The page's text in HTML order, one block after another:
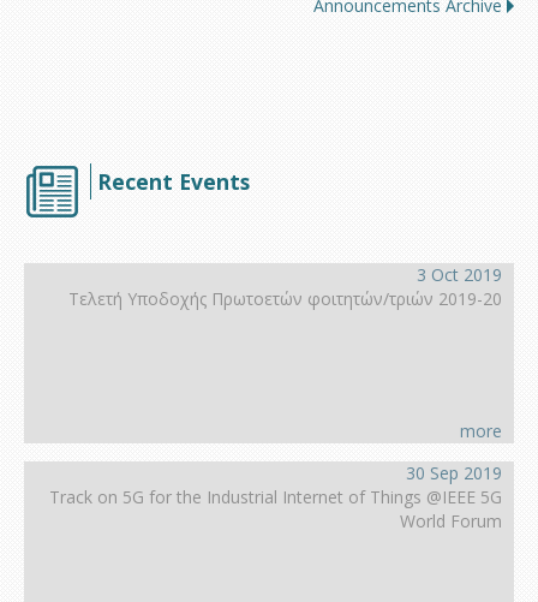
Announcements Archive
Recent Events
3 Oct 2019
Τελετή Υποδοχής Πρωτοετών φοιτητών/τριών 2019-20
more
30 Sep 2019
Track on 5G for the Industrial Internet of Things @IEEE 5G
World Forum